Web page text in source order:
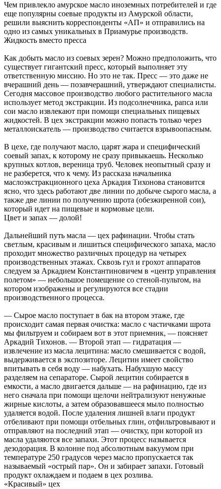
Чем привлекло амурское масло иноземных потребителей и где
еще популярны соевые продукты из Амурской области,
решили выяснить корреспонденты «АП» и отправились на
одно из самых уникальных в Приамурье производств.
Жидкость вместо пресса
Как добыть масло из соевых зерен? Можно предположить, что
существует гигантский пресс, который выполняет эту
ответственную миссию. Но это не так. Пресс — это даже не
вчерашний день — позавчерашний, утверждают специалисты.
Сегодня массовое производство любого растительного масла
использует метод экстракции. Из подсолнечника, рапса или
сои масло извлекают при помощи специальных пищевых
жидкостей. В цех экстракции можно попасть только через
металлоискатель — производство считается взрывоопасным.
В цехе, где получают масло, царят жара и специфический
соевый запах, к которому не сразу привыкаешь. Несколько
крупных котлов, вереница труб. Человек неопытный сразу и
не разберется, что к чему. Из рассказа начальника
маслоэкстракционного цеха Аркадия Тихонова становится
ясно, что здесь работают две линии по добыче сырого масла, а
также две линии по получению шрота (обезжиренной сои),
который идет на пищевые и кормовые цели.
Цвет и запах — долой!
Дальнейший путь масла — цех рафинации. Чтобы стать
светлым, красивым и лишиться специфического запаха, масло
проходит множество различных процедур на четырех
производственных этажах. Сквозь гул и грохот аппаратов
следуем за Аркадием Константиновичем в «центр управления
полетом» — небольшое помещение со стеной-пультом, на
котором изображены и регулируются все стадии
производственного процесса.
— Сырое масло поступает в бак на втором этаже, где
происходит самая первая очистка: масло с частичками шрота
мы фильтруем и собираем вот в этот приемник, — поясняет
Аркадий Тихонов. — Второй этап — гидратация —
извлечение из масла лецитина: масло смешивается с водой,
выдерживается в экспозиторе. Лецитин имеет свойство
впитывать в себя воду — набухать. Набухшую массу
разделяем на сепараторе. Сырой лецитин собирается в
емкости, а масло двигается дальше — на рафинацию, где из
него сначала при помощи щелочи нейтрализуют ненужные
жирные кислоты, а затем образовавшееся мыло полностью
удаляется водой. После удаления лишней влаги продукт
отбеливают при помощи отбельных глин, отфильтровывают и
отправляют на последний этап — очистку, при которой из
масла удаляются все запахи. Этот процесс называется
дезодорация. В колонне под абсолютным вакуумом при
температуре 250 градусов через масло пропускается так
называемый «острый пар». Он и забирает запахи. Готовый
продукт охлаждаем и подаем в цех розлива.
«Красивый» цех